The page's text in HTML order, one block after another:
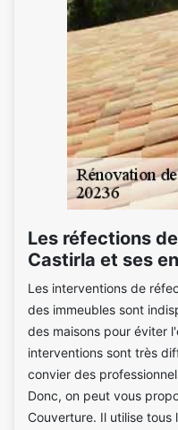
Les réfections
Castirla et ses
Les interventions de
des immeubles sont
des maisons pour éviter
interventions sont très
convier des
Donc, on peut vous
Couverture. Il utilise